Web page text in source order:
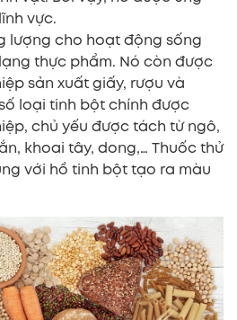
vực.
lượng cho hoạt động sống
thực phẩm. Nó còn được
sản xuất giấy, rượu và
loại tinh bột chính được
chủ yếu được tách từ ngô,
khoai tây, dong,… Thuốc thử
với hồ tinh bột tạo ra màu